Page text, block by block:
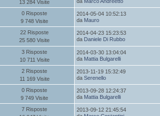
13 284 Visite
0 Risposte
9 748 Visite
2014-05-04 10:52:13
da Mauro
22 Risposte
25 580 Visite
2014-04-23 15:23:53
da Daniele Di Rubbo
3 Risposte
10 711 Visite
2014-03-30 13:04:04
da Mattia Bulgarelli
2 Risposte
11 169 Visite
2013-11-19 15:32:49
daSerenello
0 Risposte
9 749 Visite
2013-09-28 12:24:37
da Mattia Bulgarelli
7 Risposte
2013-09-12 21:45:54